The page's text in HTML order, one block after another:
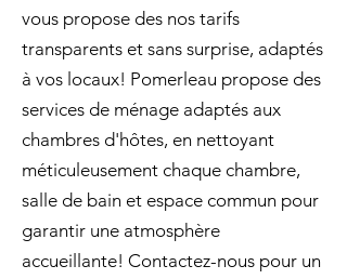
vous propose des nos tarifs
transparents et sans surprise, adaptés
à vos locaux! Pomerleau propose des
services de ménage adaptés aux
chambres d'hôtes, en nettoyant
méticuleusement chaque chambre,
salle de bain et espace commun pour
garantir une atmosphère
accueillante! Contactez-nous pour un